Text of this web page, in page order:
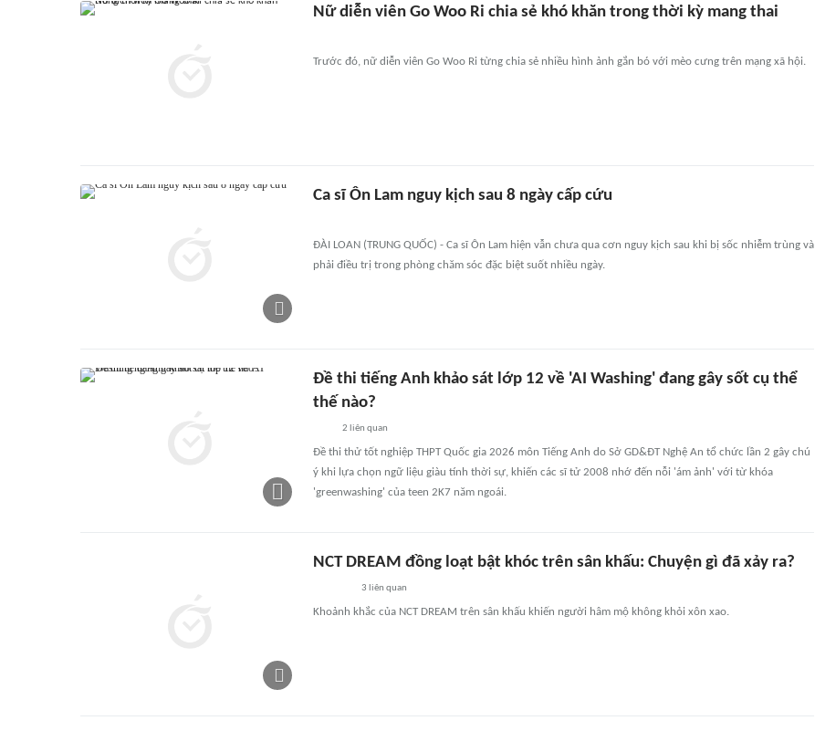
Nữ diễn viên Go Woo Ri chia sẻ khó khăn trong thời kỳ mang thai
Trước đó, nữ diễn viên Go Woo Ri từng chia sẻ nhiều hình ảnh gắn bó với mèo cưng trên mạng xã hội.
Ca sĩ Ôn Lam nguy kịch sau 8 ngày cấp cứu
ĐÀI LOAN (TRUNG QUỐC) - Ca sĩ Ôn Lam hiện vẫn chưa qua cơn nguy kịch sau khi bị sốc nhiễm trùng và
phải điều trị trong phòng chăm sóc đặc biệt suốt nhiều ngày.
Đề thi tiếng Anh khảo sát lớp 12 về 'AI Washing' đang gây sốt cụ thể
thế nào?
2 liên quan
Đề thi thử tốt nghiệp THPT Quốc gia 2026 môn Tiếng Anh do Sở GD&ĐT Nghệ An tổ chức lần 2 gây chú
ý khi lựa chọn ngữ liệu giàu tính thời sự, khiến các sĩ tử 2008 nhớ đến nỗi 'ám ảnh' với từ khóa
'greenwashing' của teen 2K7 năm ngoái.
NCT DREAM đồng loạt bật khóc trên sân khấu: Chuyện gì đã xảy ra?
3 liên quan
Khoảnh khắc của NCT DREAM trên sân khấu khiến người hâm mộ không khỏi xôn xao.